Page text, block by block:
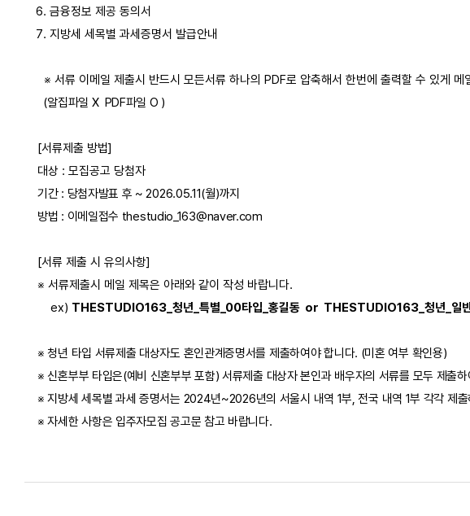
금융정보 제공 동의서
지방세 세목별 과세증명서 발급안내
※ 서류 이메일 제출시 반드시 모든서류 하나의 PDF로 압축해서 한번에 출력할 수 있게 메
(알집파일 X PDF파일 O )
[서류제출 방법]
대상 : 모집공고 당첨자
기간 : 당첨자발표 후 ~ 2026.05.11(월)까지
방법 : 이메일접수 thestudio_163@naver.com
[서류 제출 시 유의사항]
※ 서류제출시 메일 제목은 아래와 같이 작성 바랍니다.
ex) THESTUDIO163_청년_특별_00타입_홍길동 or THESTUDIO163_청년_일반
※ 청년 타입 서류제출 대상자도 혼인관계증명서를 제출하여야 합니다. (미혼 여부 확인용)
※ 신혼부부 타입은(예비 신혼부부 포함) 서류제출 대상자 본인과 배우자의 서류를 모두 제출
※ 지방세 세목별 과세 증명서는 2024년~2026년의 서울시 내역 1부, 전국 내역 1부 각각 제
※ 자세한 사항은 입주자모집 공고문 참고 바랍니다.